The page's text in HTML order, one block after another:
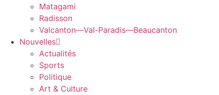
Matagami
Radisson
Valcanton—Val-Paradis—Beaucanton
Nouvelles
Actualités
Sports
Politique
Art & Culture